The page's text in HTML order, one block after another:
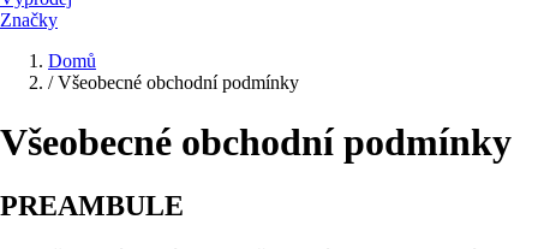
Značky
Domů
/ Všeobecné obchodní podmínky
Všeobecné obchodní podmínky
PREAMBULE